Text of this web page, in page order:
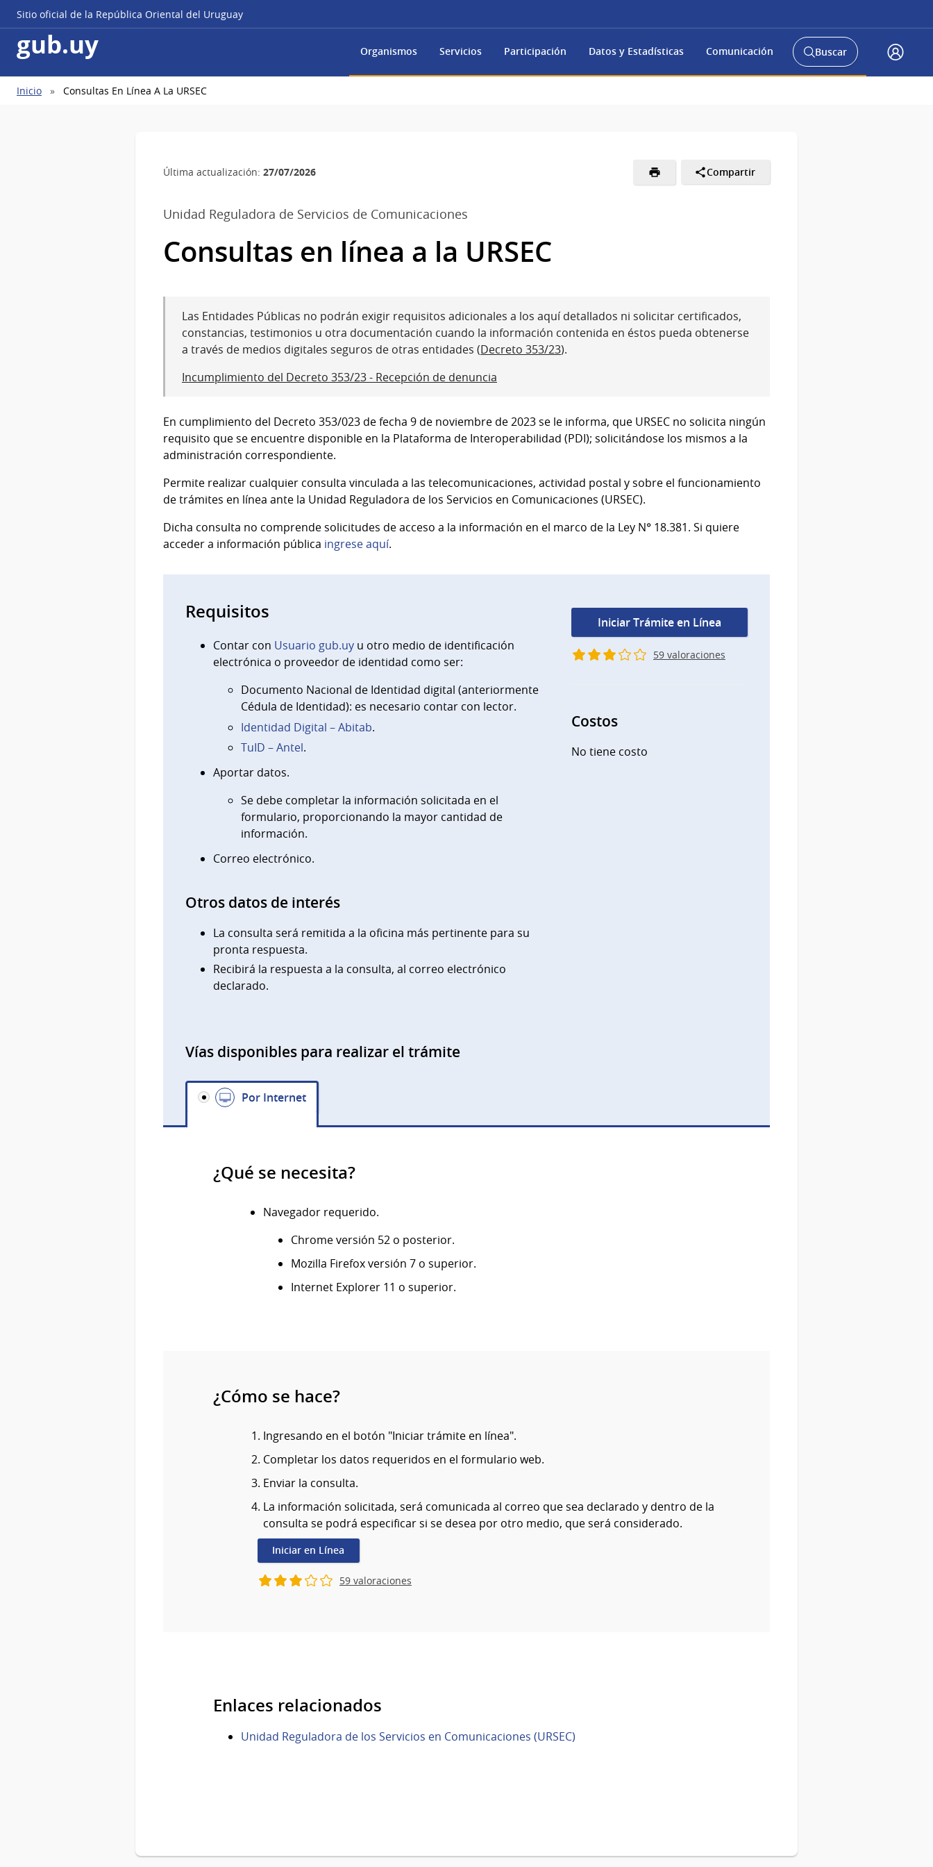
Sitio oficial de la República Oriental del Uruguay
gub.uy Organismos Servicios Participación Datos y Estadísticas Comunicación
Abrir
buscador
Buscar
Acceso
Ruta
Inicio Consultas En Línea A La URSEC
Última actualización: 27/07/2026 Compartir
Unidad Reguladora de Servicios de Comunicaciones
Consultas en línea a la URSEC
Las Entidades Públicas no podrán exigir requisitos adicionales a los aquí detallados ni solicitar certificados,
constancias, testimonios u otra documentación cuando la información contenida en éstos pueda obtenerse
a través de medios digitales seguros de otras entidades (Decreto 353/23).
Incumplimiento del Decreto 353/23 - Recepción de denuncia
En cumplimiento del Decreto 353/023 de fecha 9 de noviembre de 2023 se le informa, que URSEC no solicita ningún
requisito que se encuentre disponible en la Plataforma de Interoperabilidad (PDI); solicitándose los mismos a la
administración correspondiente.
Permite realizar cualquier consulta vinculada a las telecomunicaciones, actividad postal y sobre el funcionamiento
de trámites en línea ante la Unidad Reguladora de los Servicios en Comunicaciones (URSEC).
Dicha consulta no comprende solicitudes de acceso a la información en el marco de la Ley N° 18.381. Si quiere
acceder a información pública ingrese aquí.
Requisitos
Contar con Usuario gub.uy u otro medio de identificación
electrónica o proveedor de identidad como ser:
Documento Nacional de Identidad digital (anteriormente
Cédula de Identidad): es necesario contar con lector.
Identidad Digital – Abitab.
TuID – Antel.
Aportar datos.
Se debe completar la información solicitada en el
formulario, proporcionando la mayor cantidad de
información.
Correo electrónico.
Otros datos de interés
La consulta será remitida a la oficina más pertinente para su
pronta respuesta.
Recibirá la respuesta a la consulta, al correo electrónico
declarado.
Iniciar Trámite en Línea
59 valoraciones
Costos
No tiene costo
Vías disponibles para realizar el trámite
Por Internet
¿Qué se necesita?
Navegador requerido.
Chrome versión 52 o posterior.
Mozilla Firefox versión 7 o superior.
Internet Explorer 11 o superior.
¿Cómo se hace?
Ingresando en el botón "Iniciar trámite en línea".
Completar los datos requeridos en el formulario web.
Enviar la consulta.
La información solicitada, será comunicada al correo que sea declarado y dentro de la
consulta se podrá especificar si se desea por otro medio, que será considerado.
Iniciar en Línea
59 valoraciones
Enlaces relacionados
Unidad Reguladora de los Servicios en Comunicaciones (URSEC)